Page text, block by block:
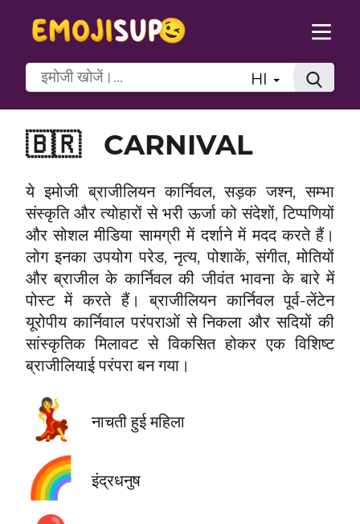
HI
🇧🇷 CARNIVAL
ये इमोजी ब्राजीलियन कार्निवल, सड़क जश्न, सम्भा
संस्कृति और त्योहारों से भरी ऊर्जा को संदेशों, टिप्पणियों
और सोशल मीडिया सामग्री में दर्शाने में मदद करते हैं।
लोग इनका उपयोग परेड, नृत्य, पोशाकें, संगीत, मोतियों
और ब्राजील के कार्निवल की जीवंत भावना के बारे में
पोस्ट में करते हैं। ब्राजीलियन कार्निवल पूर्व-लेंटेन
यूरोपीय कार्निवाल परंपराओं से निकला और सदियों की
सांस्कृतिक मिलावट से विकसित होकर एक विशिष्ट
ब्राजीलियाई परंपरा बन गया।
💃 नाचती हुई महिला
🌈 इंद्रधनुष